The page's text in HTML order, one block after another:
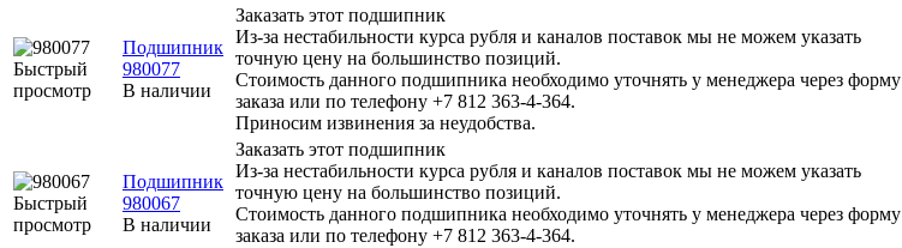
Быстрый
просмотр
Подшипник
980077
В наличии
Заказать этот подшипник
Из-за нестабильности курса рубля и каналов поставок мы не можем указать
точную цену на большинство позиций.
Стоимость данного подшипника необходимо уточнять у менеджера через форму
заказа или по телефону +7 812 363-4-364.
Приносим извинения за неудобства.
Быстрый
просмотр
Подшипник
980067
В наличии
Заказать этот подшипник
Из-за нестабильности курса рубля и каналов поставок мы не можем указать
точную цену на большинство позиций.
Стоимость данного подшипника необходимо уточнять у менеджера через форму
заказа или по телефону +7 812 363-4-364.